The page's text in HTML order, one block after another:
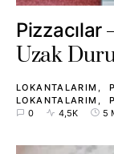
Pizzacılar
Uzak
LOKANTALARIM
LOKANTALARIM
0
4,5K 5